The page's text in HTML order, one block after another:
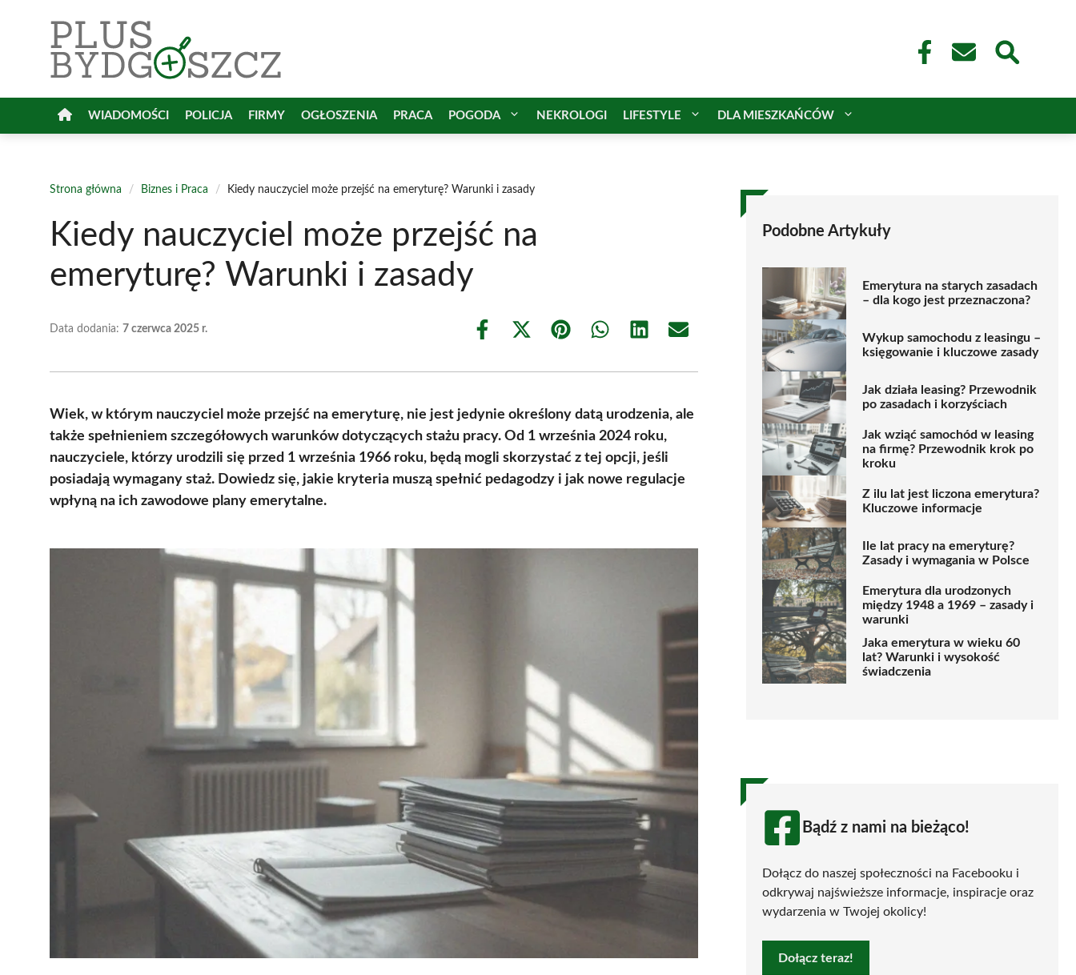
WIADOMOŚCI POLICJA FIRMY OGŁOSZENIA PRACA POGODA NEKROLOGI LIFESTYLE DLA MIESZKAŃCÓW
Strona główna / Biznes i Praca / Kiedy nauczyciel może przejść na emeryturę? Warunki i zasady
Kiedy nauczyciel może przejść na
emeryturę? Warunki i zasady
Data dodania: 7 czerwca 2025 r.
Share
Share
(Twitter)
Share Share Share Share
Wiek, w którym nauczyciel może przejść na emeryturę, nie jest jedynie określony datą urodzenia, ale
także spełnieniem szczegółowych warunków dotyczących stażu pracy. Od 1 września 2024 roku,
nauczyciele, którzy urodzili się przed 1 września 1966 roku, będą mogli skorzystać z tej opcji, jeśli
posiadają wymagany staż. Dowiedz się, jakie kryteria muszą spełnić pedagodzy i jak nowe regulacje
wpłyną na ich zawodowe plany emerytalne.
Podobne Artykuły
Emerytura na starych zasadach
– dla kogo jest przeznaczona?
Wykup samochodu z leasingu –
księgowanie i kluczowe zasady
Jak działa leasing? Przewodnik
po zasadach i korzyściach
Jak wziąć samochód w leasing
na firmę? Przewodnik krok po
kroku
Z ilu lat jest liczona emerytura?
Kluczowe informacje
Ile lat pracy na emeryturę?
Zasady i wymagania w Polsce
Emerytura dla urodzonych
między 1948 a 1969 – zasady i
warunki
Jaka emerytura w wieku 60
lat? Warunki i wysokość
świadczenia
Bądź z nami na bieżąco!
Dołącz do naszej społeczności na Facebooku i
odkrywaj najświeższe informacje, inspiracje oraz
wydarzenia w Twojej okolicy!
Dołącz teraz!